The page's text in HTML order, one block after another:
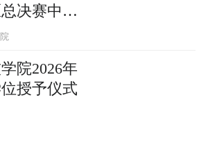
决赛中成
院2026年
授予仪式